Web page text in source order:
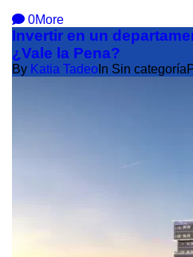
0More
Invertir en un
¿Vale la Pena?
By Katia Tadeo In Sin categoría